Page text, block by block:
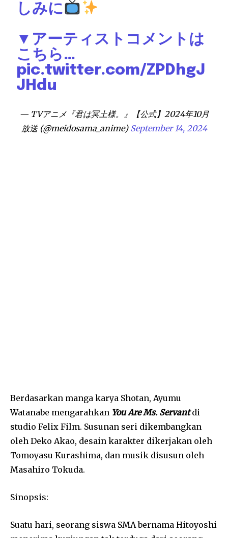
しみに
▼アーティストコメントは
こちら…
pic.twitter.com/ZPDhgJ
JHdu
— TVアニメ『君は冥土様。』【公式】2024年10月
放送 (@meidosama_anime) September 14, 2024
Berdasarkan manga karya Shotan, Ayumu
Watanabe mengarahkan You Are Ms. Servantdi
studio Felix Film. Susunan seri dikembangkan
oleh Deko Akao, desain karakter dikerjakan oleh
Tomoyasu Kurashima, dan musik disusun oleh
Masahiro Tokuda.
Sinopsis:
Suatu hari, seorang siswa SMA bernama Hitoyoshi